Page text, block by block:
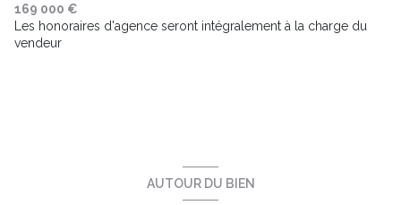
interphone
169 000 €
Les honoraires d'agence seront intégralement à la charge du
vendeur
AUTOUR DU BIEN